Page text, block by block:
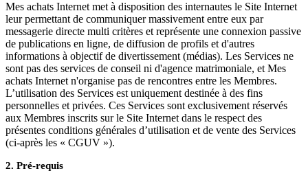
Mes achats Internet met à disposition des internautes le Site Internet
leur permettant de communiquer massivement entre eux par
messagerie directe multi critères et représente une connexion passive
de publications en ligne, de diffusion de profils et d'autres
informations à objectif de divertissement (médias). Les Services ne
sont pas des services de conseil ni d'agence matrimoniale, et Mes
achats Internet n'organise pas de rencontres entre les Membres.
L’utilisation des Services est uniquement destinée à des fins
personnelles et privées. Ces Services sont exclusivement réservés
aux Membres inscrits sur le Site Internet dans le respect des
présentes conditions générales d’utilisation et de vente des Services
(ci-après les « CGUV »).
2. Pré-requis